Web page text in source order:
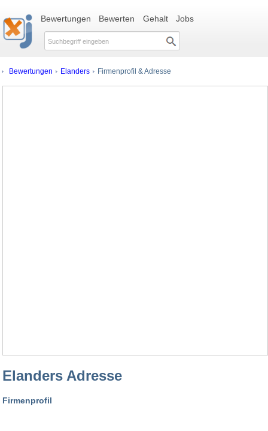
Bewertungen Bewerten Gehalt Jobs
Bewertungen Elanders Firmenprofil & Adresse
Elanders Adresse
Firmenprofil